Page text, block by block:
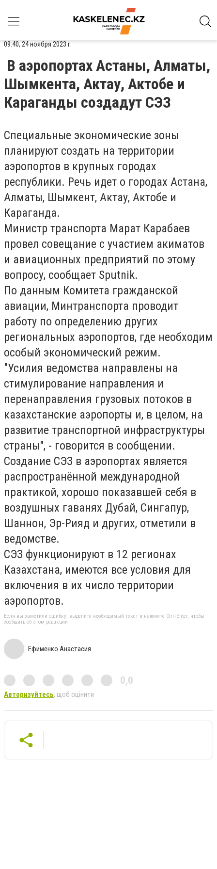
09:40, 24 ноября 2023 г.
В аэропортах Астаны, Алматы,
Шымкента, Актау, Актобе и
Караганды создадут СЭЗ
Специальные экономические зоны
планируют создать на территории
аэропортов в крупных городах
республики. Речь идет о городах Астана,
Алматы, Шымкент, Актау, Актобе и
Караганда.
Министр транспорта Марат Карабаев
провел совещание с участием акиматов
и авиационных предприятий по этому
вопросу, сообщает Sputnik.
По данным Комитета гражданской
авиации, Минтранспорта проводит
работу по определению других
региональных аэропортов, где необходим
особый экономический режим.
"Усилия ведомства направлены на
стимулирование направления и
перенаправления грузовых потоков в
казахстанские аэропорты и, в целом, на
развитие транспортной инфраструктуры
страны", - говорится в сообщении.
Создание СЭЗ в аэропортах является
распространённой международной
практикой, хорошо показавшей себя в
воздушных гаванях Дубай, Сингапур,
Шаннон, Эр-Рияд и других, отметили в
ведомстве.
СЭЗ функционируют в 12 регионах
Казахстана, имеются все условия для
включения в их число территории
аэропортов.
Если вы заметили ошибку, выделите необходимый текст и нажмите Ctrl+Enter, чтобы
сообщить об этом редакции
Ефименко Анастасия
0,0
Авторизуйтесь, щоб оцінити